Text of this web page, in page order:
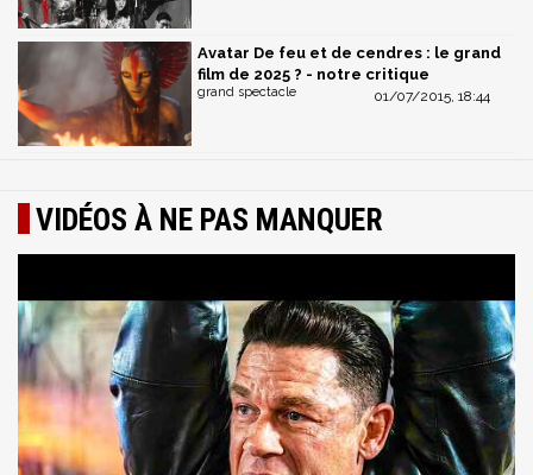
Avatar De feu et de cendres : le grand
film de 2025 ? - notre critique
01/07/2015, 18:44
grand spectacle
VIDÉOS À NE PAS MANQUER